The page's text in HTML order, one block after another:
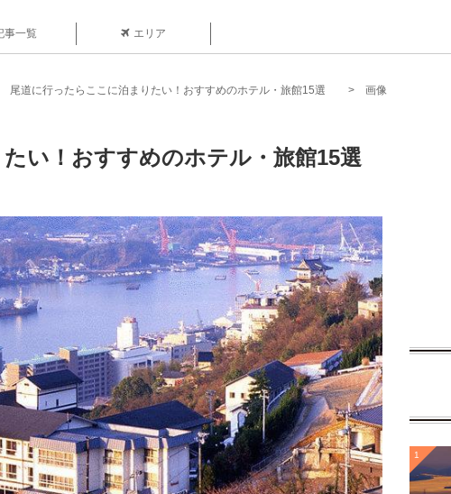
事一覧 エリア
尾道に行ったらここに泊まりたい！おすすめのホテル・旅館15選 画像
い！おすすめのホテル・旅館15選
1